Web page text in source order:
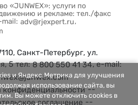
«JUNWEX»: услуги по
и рекламе: тел./факс
mail: adv@rjexpert.ru,
Санкт-Петербург, ул.
5 тел:8 800 550 41 34, e-mail:
конфиденциальности--
соглашение --
и Яндекс.Метрика для улучшения
использование сайта, вы
Вы можете отключить cookies в